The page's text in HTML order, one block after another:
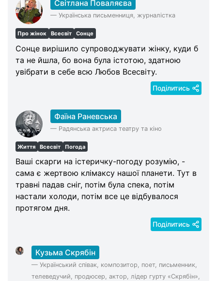
Світлана Поваляєва
— Українська письменниця, журналістка
Про жінок Всесвіт Сонце
Сонце вирішило супроводжувати жінку, куди б
та не йшла, бо вона була істотою, здатною
увібрати в себе всю Любов Всесвіту.
Поділитись
Фаїна Раневська
— Радянська актриса театру та кіно
Життя Всесвіт Погода
Ваші скарги на істеричку-погоду розумію, -
сама є жертвою клімаксу нашої планети. Тут в
травні падав сніг, потім була спека, потім
настали холоди, потім все це відбувалося
протягом дня.
Поділитись
Кузьма Скрябін
— Український співак, композитор, поет, письменник,
телеведучий, продюсер, актор, лідер гурту «Скрябін»,